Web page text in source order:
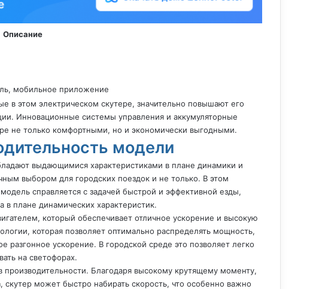
Описание
мобильное приложение
в этом электрическом скутере, значительно повышают его
Инновационные системы управления и аккумуляторные
не только комфортными, но и экономически выгодными.
модели
выдающимися характеристиками в плане динамики и
выбором для городских поездок и не только. В этом
справляется с задачей быстрой и эффективной езды,
плане динамических характеристик.
который обеспечивает отличное ускорение и высокую
которая позволяет оптимально распределять мощность,
разгонное ускорение. В городской среде это позволяет легко
на светофорах.
Благодаря высокому крутящему моменту,
скутер может быстро набирать скорость, что особенно важно